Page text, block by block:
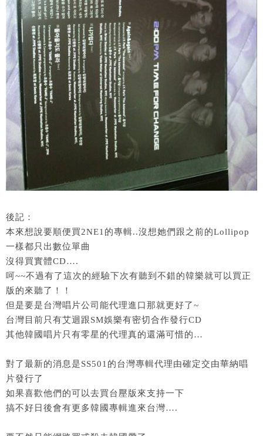
後記：
本來想說要順便買2NE1的專輯..沒想她們跟之前的Lollipop
一樣都只出數位單曲
沒得買實體CD….
呵~~不過有了這次的經驗下次有聽到不錯的韓樂就可以買正
版的來聽了！！
但是要是台灣唱片公司能代理進口那就更好了~
台灣目前只有艾迴跟SM娛樂有密切合作發行CD
其他韓國唱片只有零星的代理真的還滿可惜的…
對了最新的消息是SS501的台灣專輯代理由確定交由華納唱
片發行了
如果喜歡他們的可以去買台壓版來支持一下
搞不好日後會有更多韓國專輯進來台灣….